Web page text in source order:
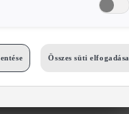
Összes süti elfogadása